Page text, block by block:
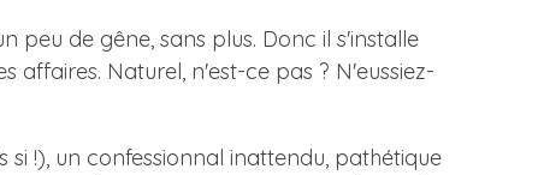
de gêne, sans plus. Donc il s'installe
affaires. Naturel, n'est-ce pas ? N'eussiez-
!), un confessionnal inattendu, pathétique